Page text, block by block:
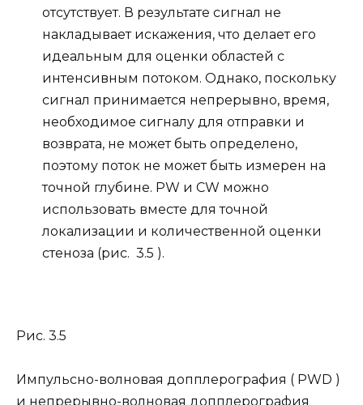
отсутствует. В результате сигнал не
накладывает искажения, что делает его
идеальным для оценки областей с
интенсивным потоком. Однако, поскольку
сигнал принимается непрерывно, время,
необходимое сигналу для отправки и
возврата, не может быть определено,
поэтому поток не может быть измерен на
точной глубине. PW и CW можно
использовать вместе для точной
локализации и количественной оценки
стеноза (рис. 3.5 ).
Рис. 3.5
Импульсно-волновая допплерография ( PWD )
и непрерывно-волновая допплерография